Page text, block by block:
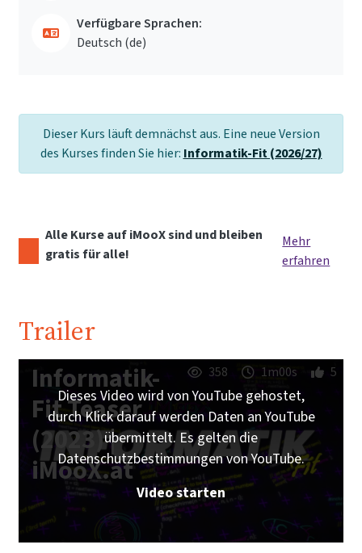
Verfügbare Sprachen:
Deutsch ‎(de)‎
Dieser Kurs läuft demnächst aus. Eine neue Version
des Kurses finden Sie hier: Informatik-Fit (2026/27)
Alle Kurse auf iMooX sind und bleiben
gratis für alle!
Mehr
erfahren
Trailer
Informatik-
Fit Teaser
(2023) |
iMooX.at
358 1m00s 5
Dieses Video wird von YouTube gehostet,
durch Klick darauf werden Daten an YouTube
übermittelt. Es gelten die
Datenschutzbestimmungen von YouTube.
Video starten